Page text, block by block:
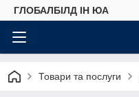
ГЛОБАЛБІЛД ІН ЮА
Товари та послуги